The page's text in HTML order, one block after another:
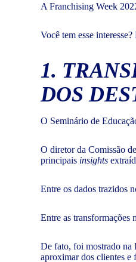
A Franchising Week
Você tem esse
1.
DOS
O Seminário de
O diretor da Comissão
principais insights
Entre os dados trazidos
Entre as transformações
De fato, foi mostrado na
aproximar dos clientes e